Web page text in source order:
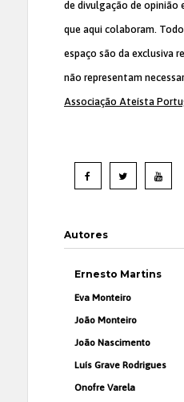
de divulgação de opinião
que aqui colaboram.
espaço são da exclusiva
não representam
Associação Ateísta
Autores
Ernesto Martins
Eva Monteiro
João Monteiro
João Nascimento
Luís Grave Rodrigues
Onofre Varela